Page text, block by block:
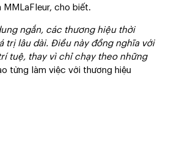
MMLaFleur, cho biết.
ngắn, các thương hiệu thời
trị lâu dài. Điều này đồng nghĩa với
tuệ, thay vì chỉ chạy theo những
từng làm việc với thương hiệu